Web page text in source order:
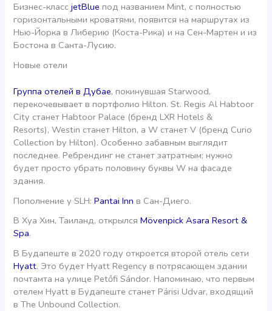
Бизнес-классjetBlue под названием Mint, с полностью
горизонтальными кроватями, появится на маршрутах из
Нью-Йорка в Либерию (Коста-Рика) и на Сен-Мартен и из
Бостона в Санта-Лусию.
Новые отели
Группа отелей в Дубае, покинувшая Starwood,
перекочевывает в портфолио Hilton. St. Regis Al Habtoor
City cтанет Habtoor Palace (бренд LXR Hotels &
Resorts), Westin станет Hilton, а W станет V (бренд Curio
Collection by Hilton). Особенно забавным выглядит
последнее. Ребрендинг не станет затратным; нужно
будет просто убрать половину буквы W на фасаде
здания.
Пополнение у SLH:Pantai Inn в Сан-Диего.
В Хуа Хин, Таиланд, открылсяMövenpick Asara Resort &
Spa.
В Будапеште в 2020 году откроется второй отель сети
Hyatt. Это будет Hyatt Regency в потрясающем здании
почтамта на улице Petőfi Sándor. Напоминаю, что первым
отелем Hyatt в Будапеште станет Párisi Udvar, входящий
в The Unbound Collection.